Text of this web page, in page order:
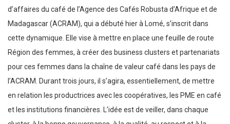
d’affaires du café de l’Agence des Cafés Robusta d’Afrique et de
Madagascar (ACRAM), qui a débuté hier à Lomé, s’inscrit dans
cette dynamique. Elle vise à mettre en place une feuille de route
Région des femmes, à créer des business clusters et partenariats
pour ces femmes dans la chaîne de valeur café dans les pays de
l’ACRAM. Durant trois jours, il s’agira, essentiellement, de mettre
en relation les productrices avec les coopératives, les PME en café
et les institutions financières. L’idée est de veiller, dans chaque